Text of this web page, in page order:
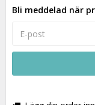
Bli meddelad när